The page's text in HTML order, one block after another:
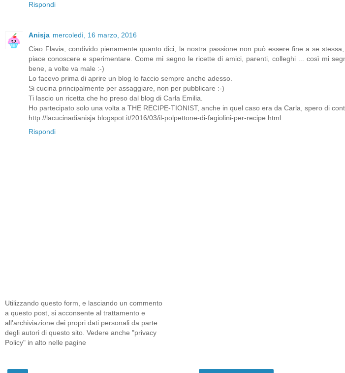
Rispondi
Anisja mercoledì, 16 marzo, 2016
Ciao Flavia, condivido pienamente quanto dici, la nostra passione non può essere fine a se
piace conoscere e sperimentare. Come mi segno le ricette di amici, parenti, colleghi ... così mi
bene, a volte va male :-)
Lo facevo prima di aprire un blog lo faccio sempre anche adesso.
Si cucina principalmente per assaggiare, non per pubblicare :-)
Ti lascio un ricetta che ho preso dal blog di Carla Emilia.
Ho partecipato solo una volta a THE RECIPE-TIONIST, anche in quel caso era da Carla, spero di
http://lacucinadianisja.blogspot.it/2016/03/il-polpettone-di-fagiolini-per-recipe.html
Rispondi
Utilizzando questo form, e lasciando un commento
a questo post, si acconsente al trattamento e
all'archiviazione dei propri dati personali da parte
degli autori di questo sito. Vedere anche "privacy
Policy" in alto nelle pagine